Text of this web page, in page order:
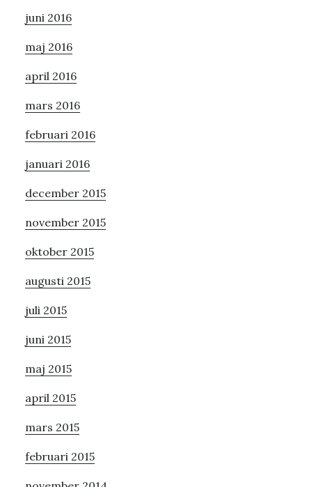
juni 2016
maj 2016
april 2016
mars 2016
februari 2016
januari 2016
december 2015
november 2015
oktober 2015
augusti 2015
juli 2015
juni 2015
maj 2015
april 2015
mars 2015
februari 2015